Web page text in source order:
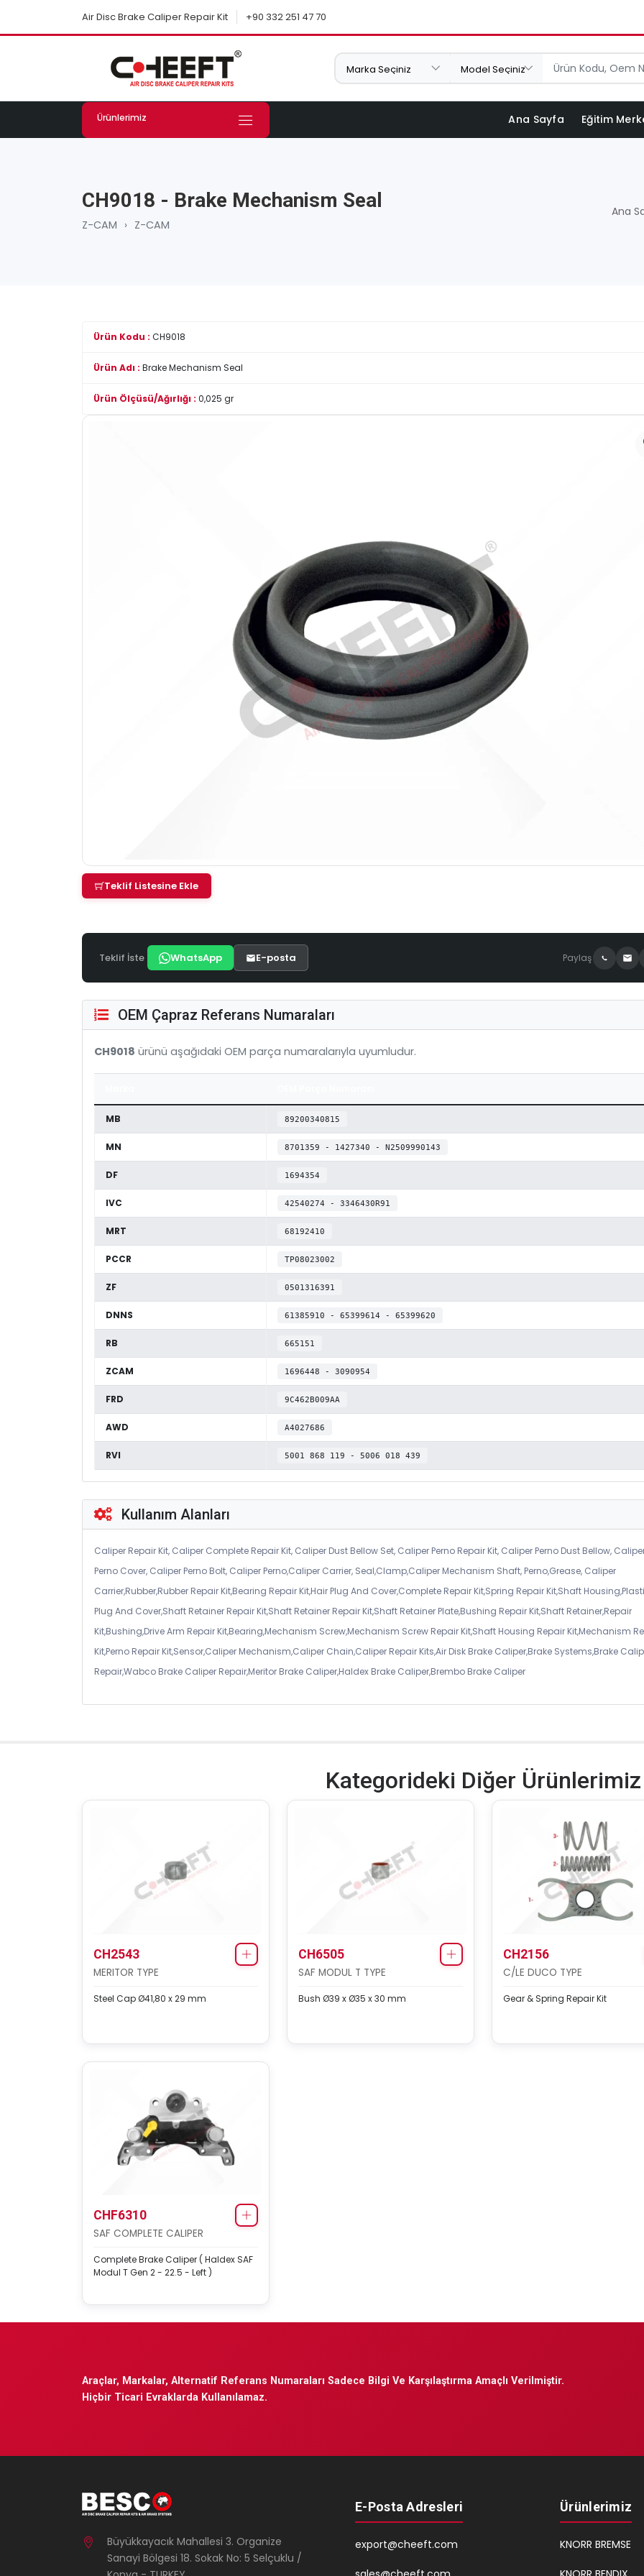
Air Disc Brake Caliper Repair Kit +90 332 251 47 70
Ürünlerimiz Ana Sayfa Eğitim
CH9018 - Brake Mechanism Seal
Z-CAM › Z-CAM
Ana
Ürün Kodu : CH9018
Ürün Adı : Brake Mechanism Seal
Ürün Ölçüsü/Ağırlığı : 0,025 gr
Teklif Listesine Ekle
Teklif İste WhatsApp E-posta Paylaş
OEM Çapraz Referans Numaraları
CH9018 ürünü aşağıdaki OEM parça numaralarıyla uyumludur.
MB 89200340815
MN 8701359 - 1427340 - N2509990143
DF 1694354
IVC 42540274 - 3346430R91
MRT 68192410
PCCR TP08023002
ZF 0501316391
DNNS 61385910 - 65399614 - 65399620
RB 665151
ZCAM 1696448 - 3090954
FRD 9C462B009AA
AWD A4027686
RVI 5001 868 119 - 5006 018 439
Kullanım Alanları
Caliper Repair Kit, Caliper Complete Repair Kit, Caliper Dust Bellow Set, Caliper Perno Repair Kit, Caliper Perno Dust Bellow,
Perno Cover, Caliper Perno Bolt, Caliper Perno,Caliper Carrier, Seal,Clamp,Caliper Mechanism Shaft, Perno,Grease, Caliper
Carrier,Rubber,Rubber Repair Kit,Bearing Repair Kit,Hair Plug And Cover,Complete Repair Kit,Spring Repair Kit,Shaft
Plug And Cover,Shaft Retainer Repair Kit,Shaft Retainer Repair Kit,Shaft Retainer Plate,Bushing Repair Kit,Shaft Retainer,Repair
Kit,Bushing,Drive Arm Repair Kit,Bearing,Mechanism Screw,Mechanism Screw Repair Kit,Shaft Housing Repair Kit,Mechanism
Kit,Perno Repair Kit,Sensor,Caliper Mechanism,Caliper Chain,Caliper Repair Kits,Air Disk Brake Caliper,Brake Systems,Brake
Repair,Wabco Brake Caliper Repair,Meritor Brake Caliper,Haldex Brake Caliper,Brembo Brake Caliper
Kategorideki Diğer Ürünlerimiz
CH2543
MERITOR TYPE
Steel Cap Ø41,80 x 29 mm
CH6505
SAF MODUL T TYPE
Bush Ø39 x Ø35 x 30 mm
CH2156
C/LE DUCO TYPE
Gear & Spring Repair Kit
CHF6310
SAF COMPLETE CALIPER
Complete Brake Caliper ( Haldex SAF
Modul T Gen 2 - 22.5 - Left )
Araçlar, Markalar, Alternatif Referans Numaraları Sadece Bilgi Ve Karşılaştırma Amaçlı Verilmiştir.
Hiçbir Ticari Evraklarda Kullanılamaz.
Büyükkayacık Mahallesi 3. Organize
Sanayi Bölgesi 18. Sokak No: 5 Selçuklu /
E-Posta Adresleri
export@cheeft.com
Ürünlerimiz
KNORR BREMSE